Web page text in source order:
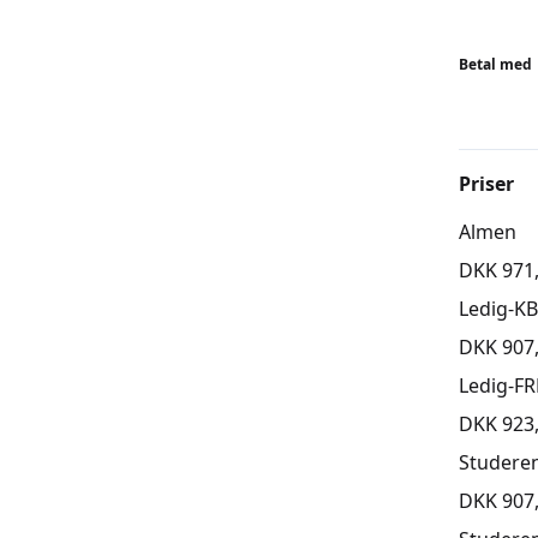
idé at
BEMÆRK
skal
Betal med
Priser
Almen
DKK
Ledig-
DKK
Ledig-
DKK
DKK